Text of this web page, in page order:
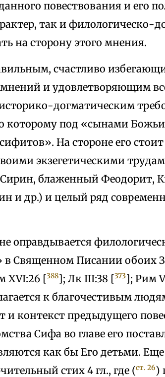
повествования и его
так и филологическо-
на сторону этого мнения.
счастливо
и удовлетворяющим
догматическим
которому под «сынами
На стороне его
экзегетическими
блаженный Феодорит,
и др.) и целый ряд
оправдывается
Священном Писании обоих
XVI:26 [388]; Лк III:38 [373]; Рим
к благочестивым
и контекст предыдущего
Сифа во главе его
как бы Его детьми.
стих 4 гл., где (ст. 26)